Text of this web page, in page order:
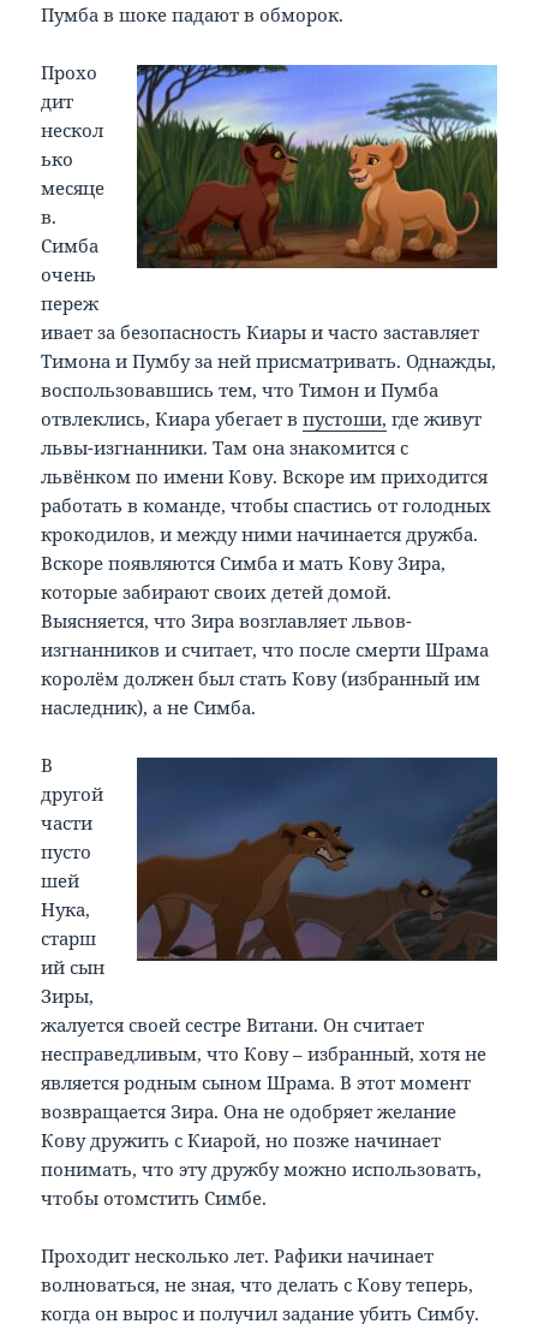
Пумба в шоке падают в обморок.
Прохо
дит
нескол
ько
месяце
в.
Симба
очень
переж
ивает за безопасность Киары и часто заставляет
Тимона и Пумбу за ней присматривать. Однажды,
воспользовавшись тем, что Тимон и Пумба
отвлеклись, Киара убегает впустоши, где живут
львы-изгнанники. Там она знакомится с
львёнком по имени Кову. Вскоре им приходится
работать в команде, чтобы спастись от голодных
крокодилов, и между ними начинается дружба.
Вскоре появляются Симба и мать Кову Зира,
которые забирают своих детей домой.
Выясняется, что Зира возглавляет львов-
изгнанников и считает, что после смерти Шрама
королём должен был стать Кову (избранный им
наследник), а не Симба.
В
другой
части
пусто
шей
Нука,
старш
ий сын
Зиры,
жалуется своей сестре Витани. Он считает
несправедливым, что Кову – избранный, хотя не
является родным сыном Шрама. В этот момент
возвращается Зира. Она не одобряет желание
Кову дружить с Киарой, но позже начинает
понимать, что эту дружбу можно использовать,
чтобы отомстить Симбе.
Проходит несколько лет. Рафики начинает
волноваться, не зная, что делать с Кову теперь,
когда он вырос и получил задание убить Симбу.